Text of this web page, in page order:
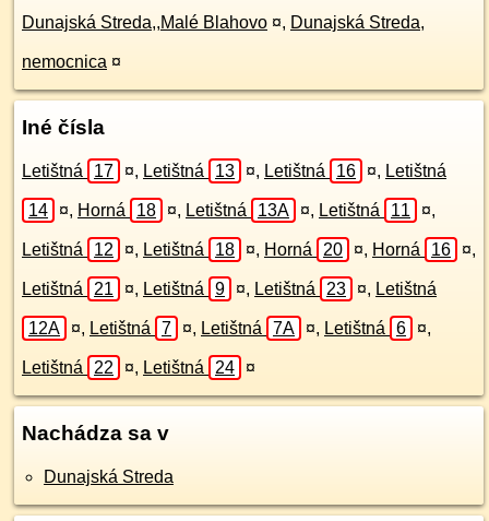
Dunajská Streda,,Malé Blahovo ¤, Dunajská Streda,
nemocnica ¤
Iné čísla
Letištná 17 ¤, Letištná 13 ¤, Letištná 16 ¤, Letištná
14 ¤, Horná 18 ¤, Letištná 13A ¤, Letištná 11 ¤,
Letištná 12 ¤, Letištná 18 ¤, Horná 20 ¤, Horná 16 ¤,
Letištná 21 ¤, Letištná 9 ¤, Letištná 23 ¤, Letištná
12A ¤, Letištná 7 ¤, Letištná 7A ¤, Letištná 6 ¤,
Letištná 22 ¤, Letištná 24 ¤
Nachádza sa v
Dunajská Streda